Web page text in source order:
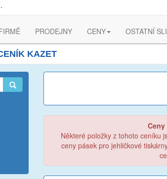
PRODEJNY CENY OSTATNÍ
KAZET
Některé položky z tohoto ceníku
ceny pásek pro jehličkové